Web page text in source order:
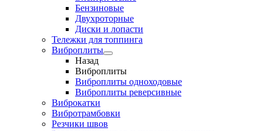
Бензиновые
Двухроторные
Диски и лопасти
Тележки для топпинга
Виброплиты
Назад
Виброплиты
Виброплиты одноходовые
Виброплиты реверсивные
Виброкатки
Вибротрамбовки
Резчики швов